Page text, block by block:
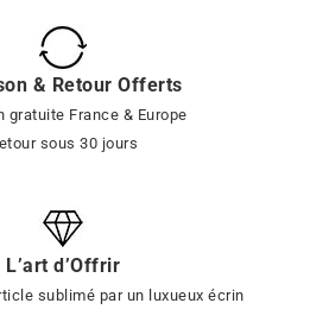
& Retour Offerts
gratuite France & Europe
sous 30 jours
L’art d’Offrir
sublimé par un luxueux écrin